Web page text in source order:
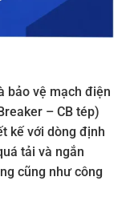
bảo vệ mạch điện
– CB tép)
kế với dòng định
tải và ngắn
cũng như công